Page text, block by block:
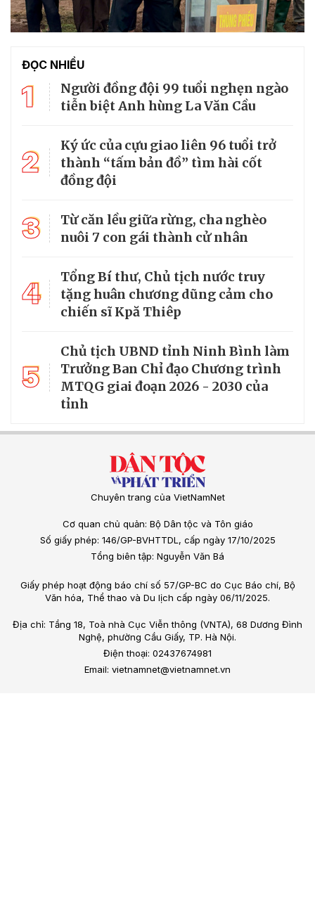
ĐỌC NHIỀU
1
Người đồng đội 99 tuổi nghẹn ngào
tiễn biệt Anh hùng La Văn Cầu
2
Ký ức của cựu giao liên 96 tuổi trở
thành “tấm bản đồ” tìm hài cốt
đồng đội
3
Từ căn lều giữa rừng, cha nghèo
nuôi 7 con gái thành cử nhân
4
Tổng Bí thư, Chủ tịch nước truy
tặng huân chương dũng cảm cho
chiến sĩ Kpă Thiêp
5
Chủ tịch UBND tỉnh Ninh Bình làm
Trưởng Ban Chỉ đạo Chương trình
MTQG giai đoạn 2026 - 2030 của
tỉnh
Chuyên trang của VietNamNet
Cơ quan chủ quản: Bộ Dân tộc và Tôn giáo
Số giấy phép: 146/GP-BVHTTDL, cấp ngày 17/10/2025
Tổng biên tập: Nguyễn Văn Bá
Giấy phép hoạt động báo chí số 57/GP-BC do Cục Báo chí, Bộ
Văn hóa, Thể thao và Du lịch cấp ngày 06/11/2025.
Địa chỉ: Tầng 18, Toà nhà Cục Viễn thông (VNTA), 68 Dương Đình
Nghệ, phường Cầu Giấy, TP. Hà Nội.
Điện thoại: 02437674981
Email: vietnamnet@vietnamnet.vn